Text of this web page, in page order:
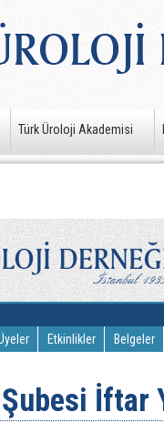
Türk Üroloji Akademisi
Etkinlikler Belgeler
İftar